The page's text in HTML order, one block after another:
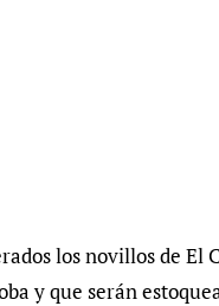
los novillos de
y que serán